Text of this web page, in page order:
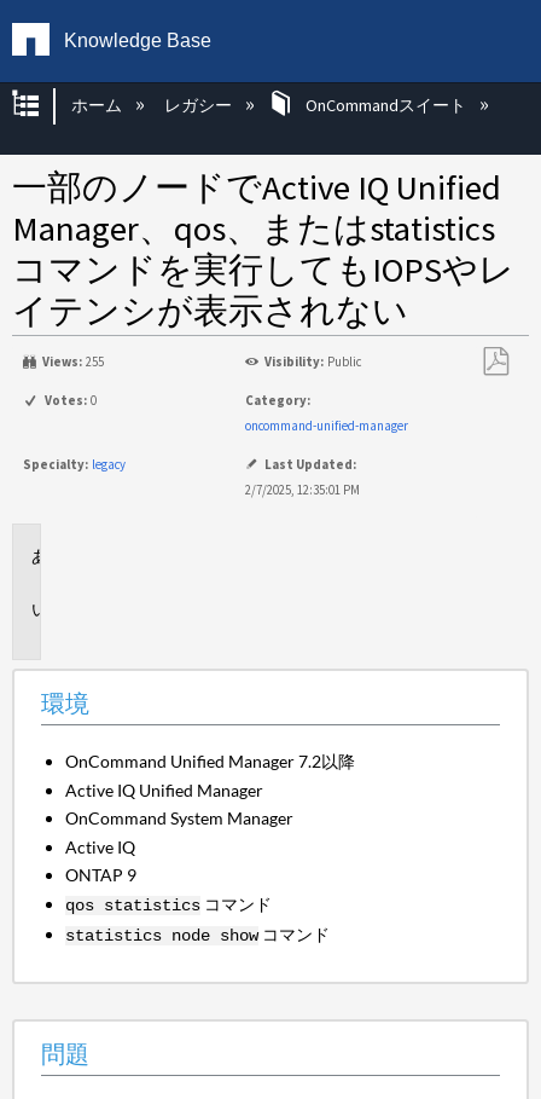
Knowledge Base
グローバル階層を展開/折りたたむ
ホーム レガシー OnCommandスイート
一部のノードでActive IQ Unified
Manager、qos、またはstatistics
コマンドを実行してもIOPSやレ
イテンシが表示されない
Views: 255 Visibility: Public
Votes: 0
Category:
oncommand-unified-manager
Specialty: legacy
Last Updated:
2/7/2025, 12:35:01 PM
環境
OnCommand Unified Manager 7.2以降
Active IQ Unified Manager
OnCommand System Manager
Active IQ
ONTAP 9
qos statistics コマンド
statistics node showコマンド
問題